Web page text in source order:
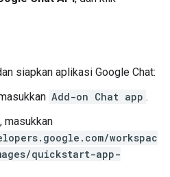
siapkan aplikasi Google Chat:
Add-on Chat app .
, masukkan
workspac
quickstart-app-